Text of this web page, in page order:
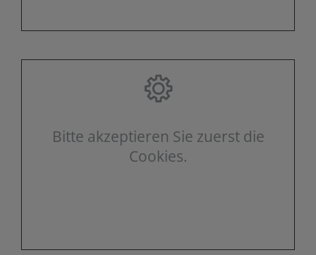
Bitte akzeptieren Sie zuerst die
Cookies.